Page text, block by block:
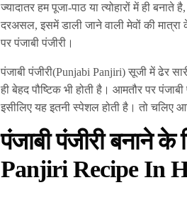
ज्यादातर हम पूजा-पाठ या त्योहारों में ही
दरअसल, इसमें डाली जाने वाली मेवों की
पर पंजाबी पंजीरी।
पंजाबी पंजीरी(Punjabi Panjiri) सूजी में ढेर
ही बेहद पौष्टिक भी होती है। आमतौर पर
इसीलिए यह इतनी स्पेशल होती है। तो चलिए
पंजाबी पंजीरी बनाने
Panjiri Recipe In